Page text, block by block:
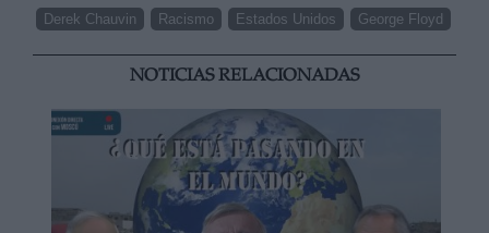
Derek Chauvin Racismo Estados Unidos George Floyd
NOTICIAS RELACIONADAS